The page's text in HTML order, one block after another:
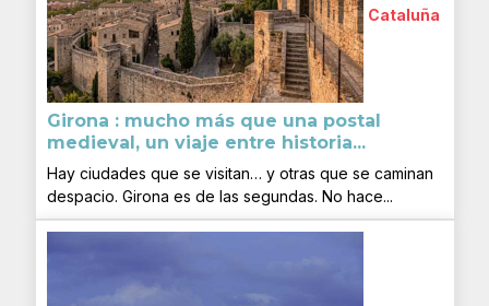
Cataluña
Girona : mucho más que una postal
medieval, un viaje entre historia...
Hay ciudades que se visitan… y otras que se caminan
despacio. Girona es de las segundas. No hace...